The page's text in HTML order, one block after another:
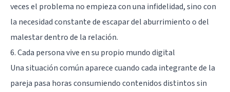
veces el problema no empieza con una infidelidad, sino con
la necesidad constante de escapar del aburrimiento o del
malestar dentro de la relación.
6. Cada persona vive en su propio mundo digital
Una situación común aparece cuando cada integrante de la
pareja pasa horas consumiendo contenidos distintos sin